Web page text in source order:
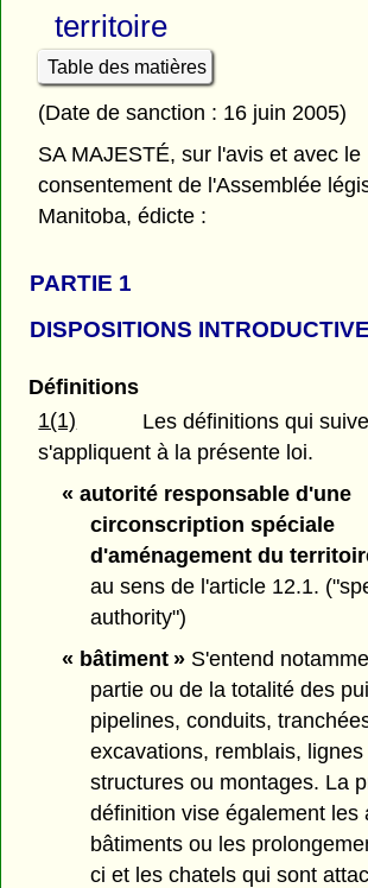
territoire
Table des matières
(Date de sanction : 16 juin 2005)
SA MAJESTÉ, sur l'avis et avec le
consentement de l'Assemblée
Manitoba, édicte :
PARTIE 1
DISPOSITIONS
Définitions
1(1)
Les définitions qui
s'appliquent à la présente loi.
« autorité responsable d'une
circonscription spéciale
d'aménagement du
au sens de l'article 12.1.
authority")
« bâtiment » S'entend
partie ou de la totalité des
pipelines, conduits,
excavations, remblais,
structures ou montages. La
définition vise également les
bâtiments ou les
ci et les chatels qui sont